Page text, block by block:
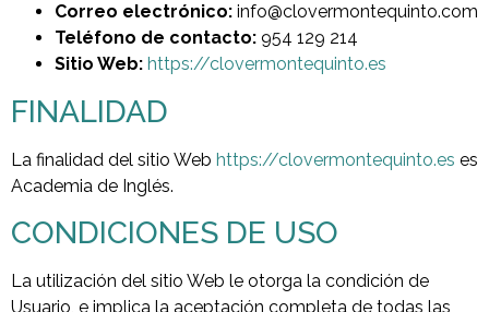
Correo electrónico: info@clovermontequinto.com
Teléfono de contacto: 954 129 214
Sitio Web: https://clovermontequinto.es
FINALIDAD
La finalidad del sitio Web https://clovermontequinto.es es
Academia de Inglés.
CONDICIONES DE USO
La utilización del sitio Web le otorga la condición de
Usuario, e implica la aceptación completa de todas las